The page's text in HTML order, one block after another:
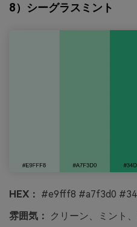
8）シーグラスミント
HEX： #e9fff8 #a7f3d0
雰囲気：
クリーン、ミント